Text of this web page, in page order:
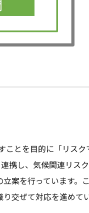
ことを目的に「リス
携し、気候関連リス
案を行っています。
交ぜて対応を進めてい